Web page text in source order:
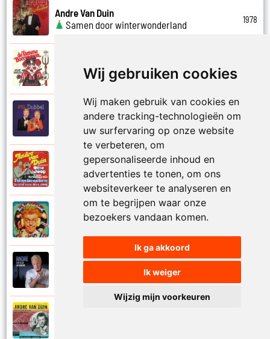
Wij gebruiken cookies
Wij maken gebruik van cookies en
andere tracking-technologieën om
uw surfervaring op onze website
te verbeteren, om
gepersonaliseerde inhoud en
advertenties te tonen, om ons
websiteverkeer te analyseren en
om te begrijpen waar onze
bezoekers vandaan komen.
Ik ga akkoord
Ik weiger
Wijzig mijn voorkeuren
Andre Van Duin
Samen door winterwonderland
1978
Samen in bad
Andre Van Duin
Schijt maar in me pannetje
Andre Van Duin
Schrijf naar ome Joop
Andre Van Duin en Frans Van Dusschoten
Andre Van Duin